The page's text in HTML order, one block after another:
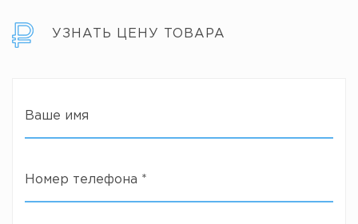
УЗНАТЬ ЦЕНУ ТОВАРА
Ваше имя
Номер телефона *